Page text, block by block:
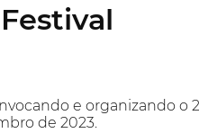
e organizando o
de 2023.